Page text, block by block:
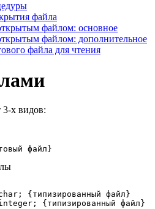
файла
файлом: основное
файлом: дополнительное
файла для чтения
х видов:
файл}
;
{типизированный файл}
; {типизированный файл}